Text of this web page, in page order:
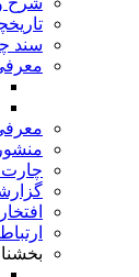
سند
معرفی
معرفی
منشور
چارت
ارتباط